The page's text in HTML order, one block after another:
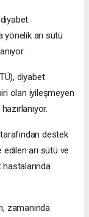
yönelik arı sütü
diyabet
olan iyileşmeyen
tarafından destek
arı sütü ve
zamanında